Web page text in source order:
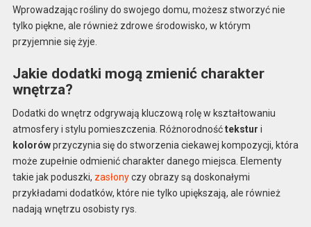
Wprowadzając rośliny do swojego domu, możesz stworzyć nie
tylko piękne, ale również zdrowe środowisko, w którym
przyjemnie się żyje.
Jakie dodatki mogą zmienić charakter
wnętrza?
Dodatki do wnętrz odgrywają kluczową rolę w kształtowaniu
atmosfery i stylu pomieszczenia. Różnorodnośćtekstur i
kolorówprzyczynia się do stworzenia ciekawej kompozycji, która
może zupełnie odmienić charakter danego miejsca. Elementy
takie jak poduszki, zasłonyczy obrazy są doskonałymi
przykładami dodatków, które nie tylko upiększają, ale również
nadają wnętrzu osobisty rys.